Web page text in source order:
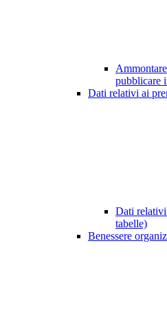
pubblicare
Dati relativi ai
Dati
tabelle)
Benessere